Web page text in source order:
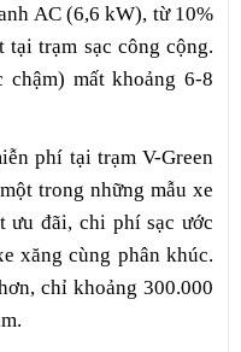
AC (6,6 kW), từ 10%
trạm sạc công cộng.
chậm) mất khoảng 6-8
phí tại trạm V-Green
trong những mẫu xe
ưu đãi, chi phí sạc ước
xăng cùng phân khúc.
chỉ khoảng 300.000